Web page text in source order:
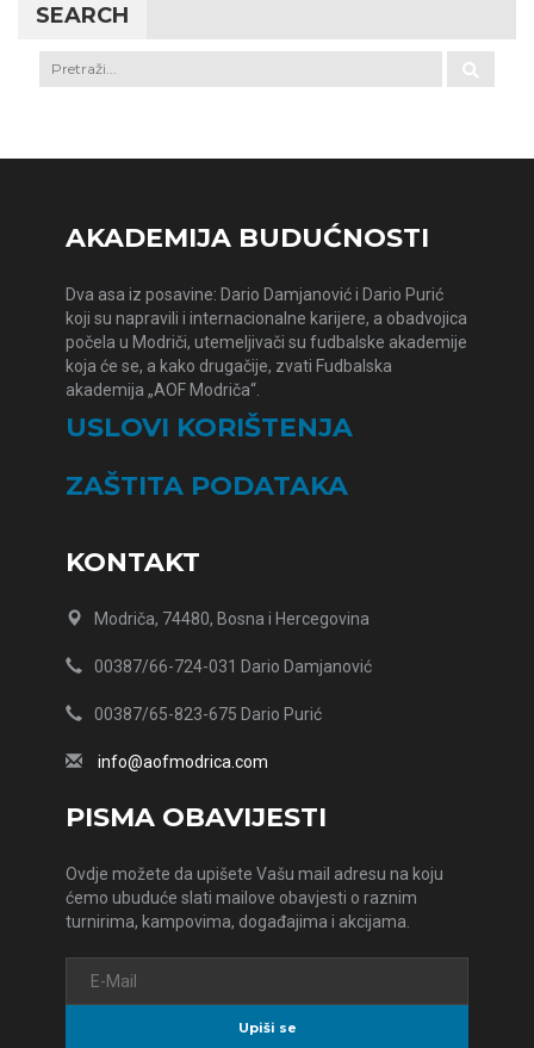
SEARCH
AKADEMIJA BUDUĆNOSTI
Dva asa iz posavine: Dario Damjanović i Dario Purić
koji su napravili i internacionalne karijere, a obadvojica
počela u Modriči, utemeljivači su fudbalske akademije
koja će se, a kako drugačije, zvati Fudbalska
akademija „AOF Modriča“.
USLOVI KORIŠTENJA
ZAŠTITA PODATAKA
KONTAKT
Modriča, 74480, Bosna i Hercegovina
00387/66-724-031 Dario Damjanović
00387/65-823-675 Dario Purić
info@aofmodrica.com
PISMA OBAVIJESTI
Ovdje možete da upišete Vašu mail adresu na koju
ćemo ubuduće slati mailove obavjesti o raznim
turnirima, kampovima, događajima i akcijama.